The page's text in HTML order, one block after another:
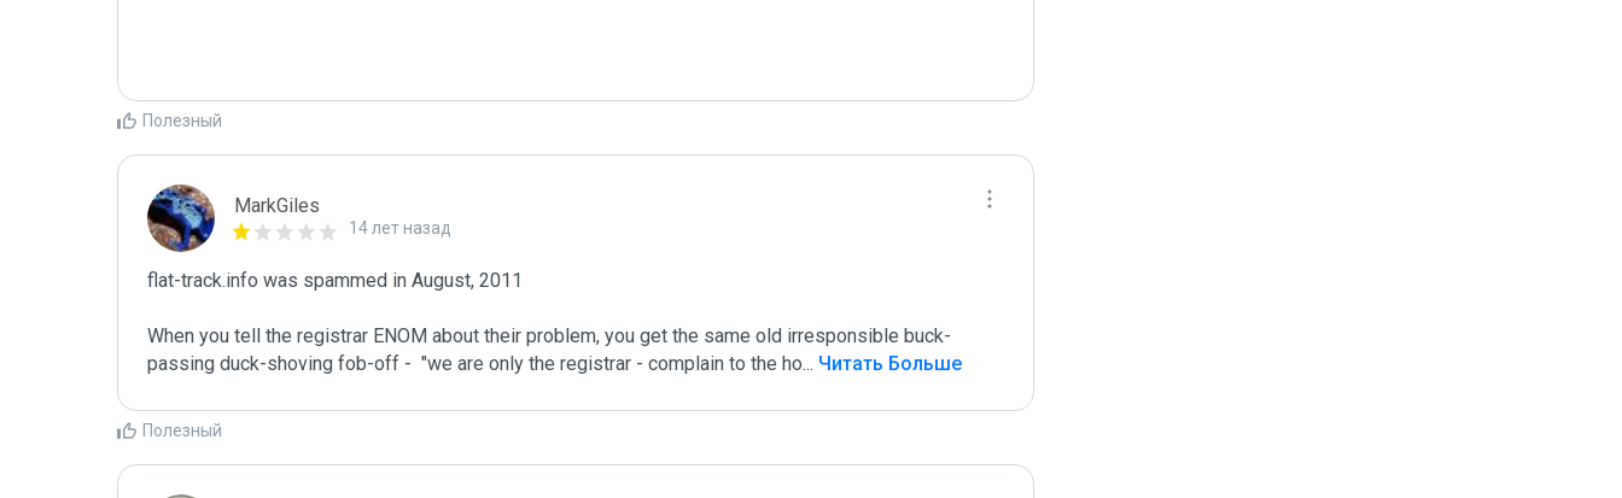
Полезный
MarkGiles
14 лет назад
flat-track.info was spammed in August, 2011
When you tell the registrar ENOM about their problem, you get the same old irresponsible buck-
passing duck-shoving fob-off -  "we are only the registrar - complain to the ho... Читать Больше
Полезный